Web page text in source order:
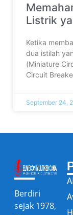
Listrik
Ketika
dua istilah
(Miniature
Circuit
September 24,
Berdiri
sejak 1978,